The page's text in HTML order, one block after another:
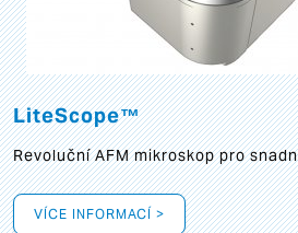
LiteScope™
Revoluční AFM mikroskop pro
VÍCE INFORMACÍ >